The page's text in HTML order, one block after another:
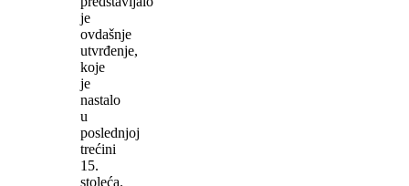
je
ovdašnje
utvrđenje,
koje
je
nastalo
u
poslednjoj
trećini
15.
stoleća.